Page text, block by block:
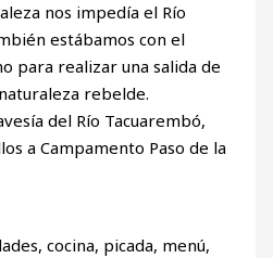
nos impedía el Río
estábamos con el
para realizar una salida de
rebelde.
del Río Tacuarembó,
a Campamento Paso de la
cocina, picada, menú,